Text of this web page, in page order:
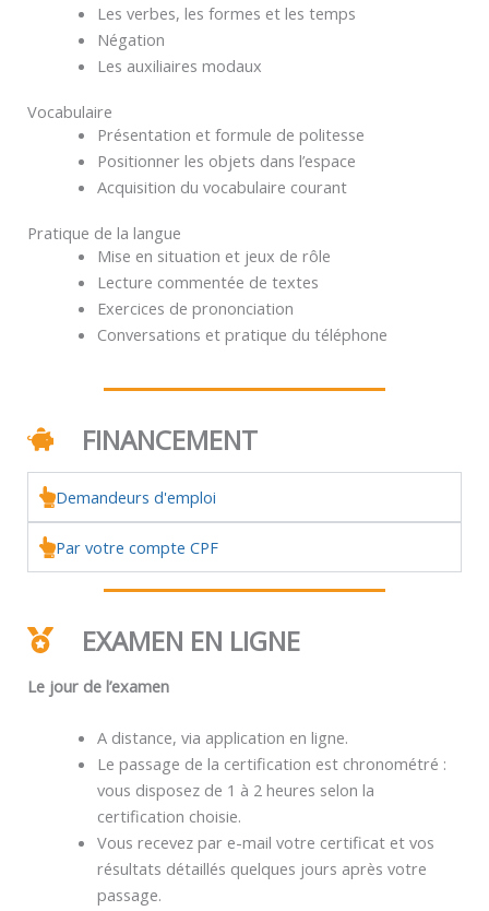
Les verbes, les formes et les temps
Négation
Les auxiliaires modaux
Vocabulaire
Présentation et formule de politesse
Positionner les objets dans l’espace
Acquisition du vocabulaire courant
Pratique de la langue
Mise en situation et jeux de rôle
Lecture commentée de textes
Exercices de prononciation
Conversations et pratique du téléphone
FINANCEMENT
Demandeurs d'emploi
Par votre compte CPF
EXAMEN EN LIGNE
Le jour de l’examen
A distance, via application en ligne.
Le passage de la certification est chronométré :
vous disposez de 1 à 2 heures selon la
certification choisie.
Vous recevez par e-mail votre certificat et vos
résultats détaillés quelques jours après votre
passage.